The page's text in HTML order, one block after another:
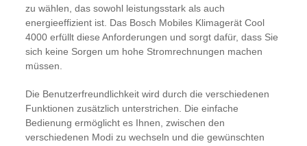
zu wählen, das sowohl leistungsstark als auch
energieeffizient ist. Das Bosch Mobiles Klimagerät Cool
4000 erfüllt diese Anforderungen und sorgt dafür, dass Sie
sich keine Sorgen um hohe Stromrechnungen machen
müssen.
Die Benutzerfreundlichkeit wird durch die verschiedenen
Funktionen zusätzlich unterstrichen. Die einfache
Bedienung ermöglicht es Ihnen, zwischen den
verschiedenen Modi zu wechseln und die gewünschten